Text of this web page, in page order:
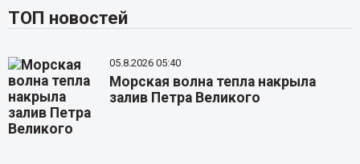
ТОП новостей
05.8.2026 05:40
Морская волна тепла накрыла
залив Петра Великого